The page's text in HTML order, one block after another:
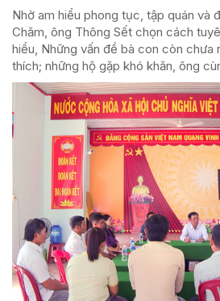
Nhờ am hiểu phong tục, tập quán và
Chăm, ông Thông Sết chọn cách
hiểu, Những vấn đề bà con còn chưa
thích; những hộ gặp khó khăn, ông